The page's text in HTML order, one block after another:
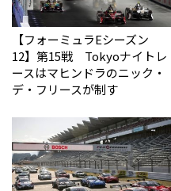
【フォーミュラEシーズン
12】第15戦 Tokyoナイトレ
ースはマヒンドラのニック・
デ・フリースが制す